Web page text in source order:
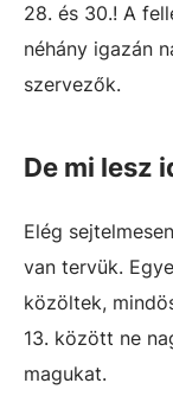
28. és 30.! A
néhány igazán
szervezők.
De mi lesz
Elég
van tervük.
közöltek,
13. között ne
magukat.